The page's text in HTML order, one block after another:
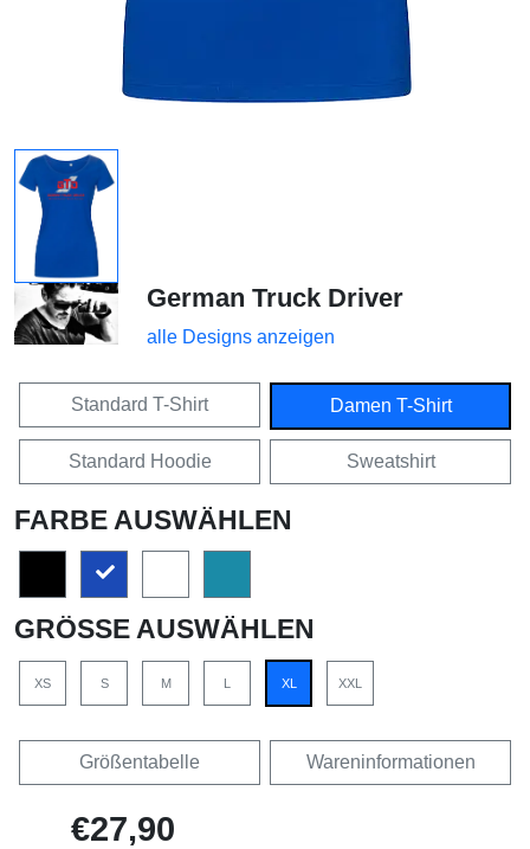
German Truck Driver
alle Designs anzeigen
Standard T-Shirt Damen T-Shirt
Standard Hoodie Sweatshirt
FARBE AUSWÄHLEN
GRÖSSE AUSWÄHLEN
XS S M L XL XXL
Größentabelle Wareninformationen
€27,90